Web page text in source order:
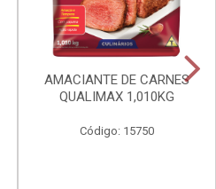
AMACIANTE DE CARNES
QUALIMAX 1,010KG
Código: 15750